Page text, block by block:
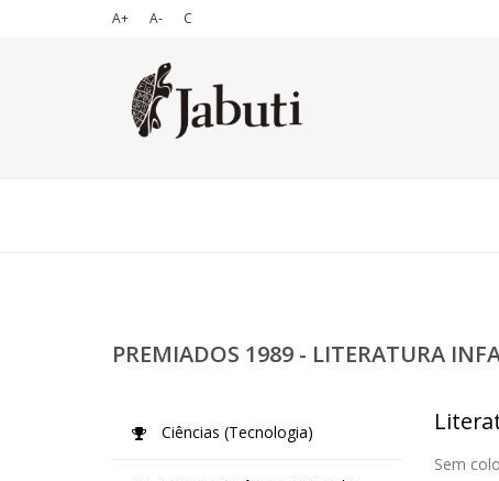
A+ A- C
PREMIADOS 1989 - LITERATURA
Sem
Ciências (Tecnologia)